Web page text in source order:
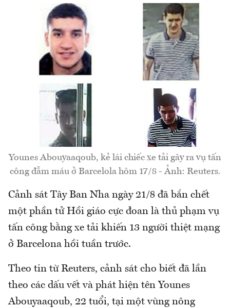
Younes Abouyaaqoub, kẻ lái chiếc xe tải gây ra vụ tấn
công đẫm máu ở Barcelola hôm 17/8 - Ảnh: Reuters.
Cảnh sát Tây Ban Nha ngày 21/8 đã bắn chết
một phần tử Hồi giáo cực đoan là thủ phạm vụ
tấn công bằng xe tải khiến 13 người thiệt mạng
ở Barcelona hồi tuần trước.
Theo tin từ Reuters, cảnh sát cho biết đã lần
theo các dấu vết và phát hiện tên Younes
Abouyaaqoub, 22 tuổi, tại một vùng nông